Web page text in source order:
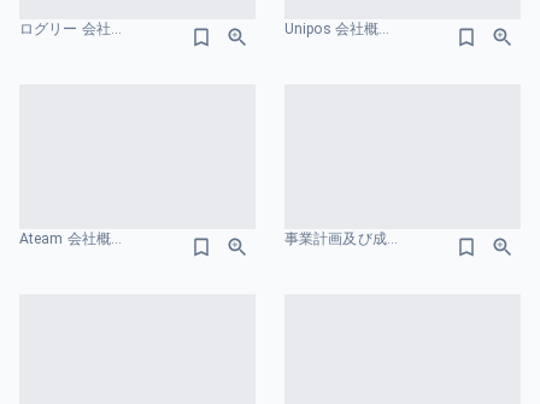
ログリー 会社概要のスライドデザイン Unipos 会社概要のスライドデザイン
Ateam 会社概要のスライドデザイン 事業計画及び成長可能性に関する事項-株式会社サンクゼール 会社概要のスライドデザイン